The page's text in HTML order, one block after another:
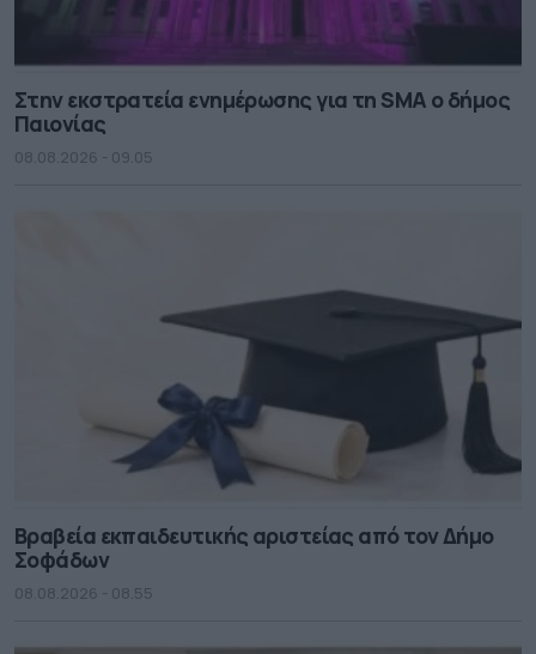
Στην εκστρατεία ενημέρωσης για τη SMA ο δήμος
Παιονίας
08.08.2026 - 09.05
Βραβεία εκπαιδευτικής αριστείας από τον Δήμο
Σοφάδων
08.08.2026 - 08.55